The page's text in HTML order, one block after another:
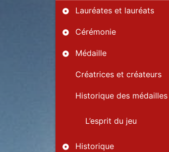
Lauréates et lauréats
Cérémonie
Médaille
Créatrices et créateurs
Historique des médailles
L’esprit du jeu
Historique